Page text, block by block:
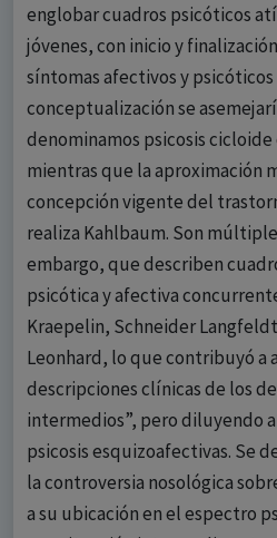
englobar cuadros psicóticos
jóvenes, con inicio y
síntomas afectivos y
conceptualización se
denominamos psicosis
mientras que la aproximación
concepción vigente del
realiza Kahlbaum. Son
embargo, que describen
psicótica y afectiva
Kraepelin, Schneider
Leonhard, lo que contribuyó a
descripciones clínicas de los
intermedios”, pero diluyendo
psicosis esquizoafectivas. Se
la controversia nosológica
a su ubicación en el espectro